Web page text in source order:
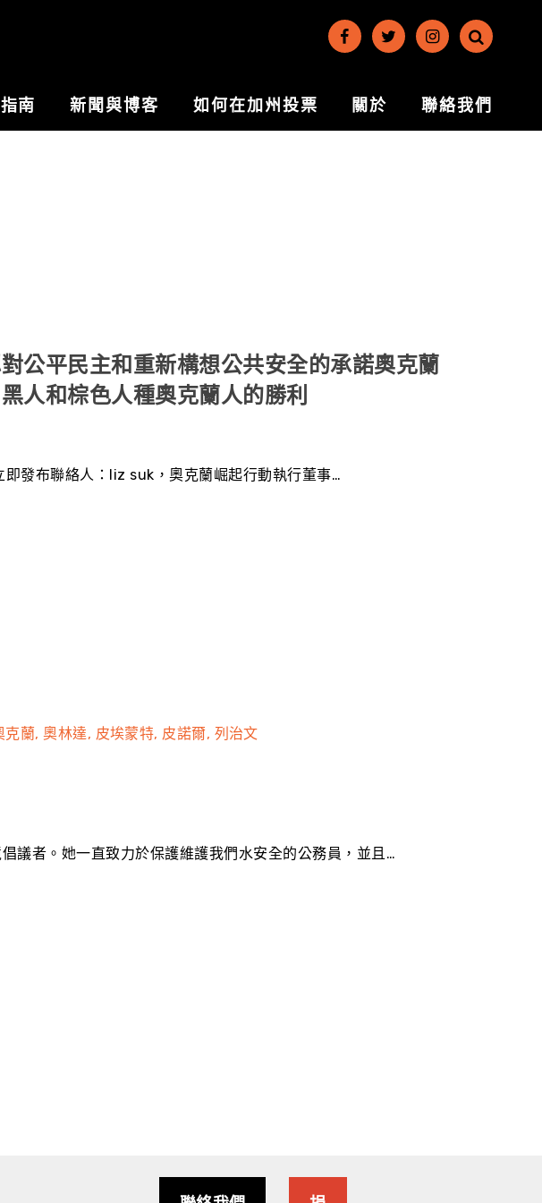
南 新聞與博客 如何在加州投票 關於 聯絡我們
公平民主和重新構想公共安全的承諾奧克蘭
人和棕色人種奧克蘭人的勝利
發布聯絡人：liz suk，奧克蘭崛起行動執行董事…
克蘭 奧林達 皮埃蒙特 皮諾爾 列治文
議者。她一直致力於保護維護我們水安全的公務員，並且…